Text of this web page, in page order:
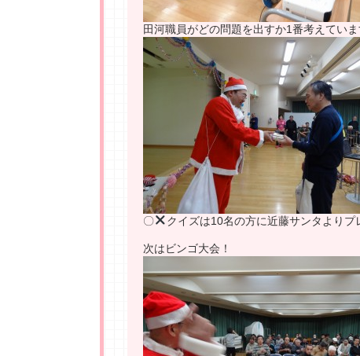
田河職員がどの問題を出すか1番考えてい
〇 クイズは10名の方に近藤サンタより
次はビンゴ大会！